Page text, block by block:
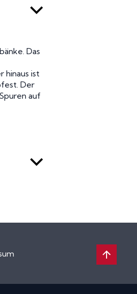
Das
hinaus ist
Der
auf